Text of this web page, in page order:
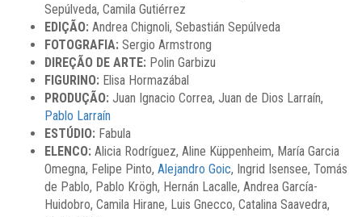
Sepúlveda, Camila Gutiérrez
EDIÇÃO: Andrea Chignoli, Sebastián Sepúlveda
FOTOGRAFIA: Sergio Armstrong
DIREÇÃO DE ARTE: Polin Garbizu
FIGURINO: Elisa Hormazábal
PRODUÇÃO: Juan Ignacio Correa, Juan de Dios Larraín,
Pablo Larraín
ESTÚDIO: Fabula
ELENCO: Alicia Rodríguez, Aline Küppenheim, María Garcia
Omegna, Felipe Pinto, Alejandro Goic, Ingrid Isensee, Tomás
de Pablo, Pablo Krögh, Hernán Lacalle, Andrea García-
Huidobro, Camila Hirane, Luis Gnecco, Catalina Saavedra,